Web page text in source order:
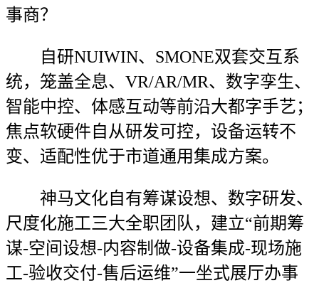
事商？
自研NUIWIN、SMONE双套交互系
统，笼盖全息、VR/AR/MR、数字孪生、
智能中控、体感互动等前沿大都字手艺；
焦点软硬件自从研发可控，设备运转不
变、适配性优于市道通用集成方案。
神马文化自有筹谋设想、数字研发、
尺度化施工三大全职团队，建立“前期筹
谋-空间设想-内容制做-设备集成-现场施
工-验收交付-售后运维”一坐式展厅办事